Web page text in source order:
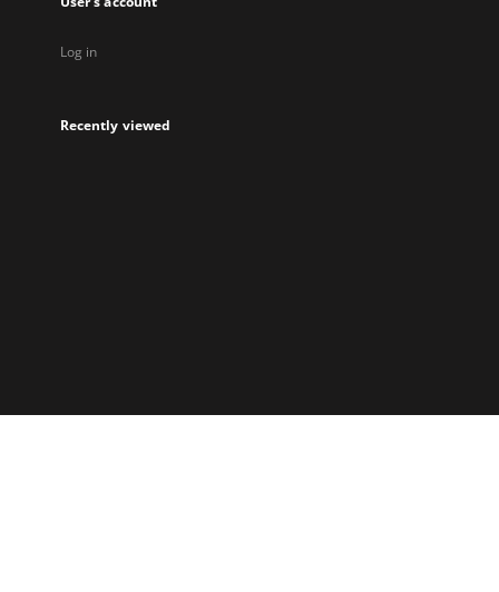
Log in
Recently viewed